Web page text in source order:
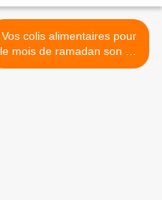
Vos colis alimentaires pour
le mois de ramadan son en
cours de livraison >